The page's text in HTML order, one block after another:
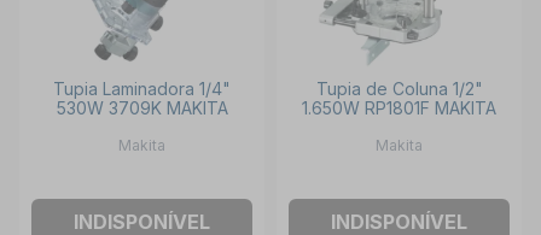
Tupia Laminadora 1/4"
530W 3709K MAKITA
Makita
INDISPONÍVEL
Tupia de Coluna 1/2"
1.650W RP1801F MAKITA
Makita
INDISPONÍVEL